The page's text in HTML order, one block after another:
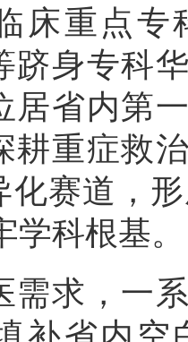
床重点专
跻身专科
居省内第
耕重症救
化赛道，
学科根基。
求，一系